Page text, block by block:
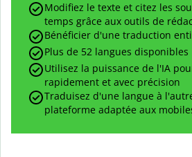
Modifiez le texte et citez les
temps grâce aux outils de
Bénéficier d'une traduction
Plus de 52 langues disponibles
Utilisez la puissance de l'IA
rapidement et avec précision
Traduisez d'une langue à
plateforme adaptée aux